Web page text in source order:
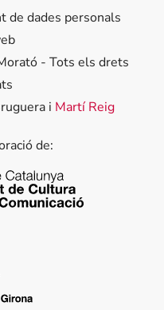
de dades personals
- Tots els drets
i Martí Reig
de: